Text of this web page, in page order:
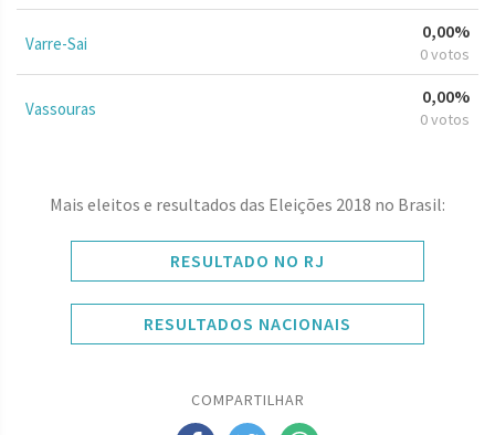
Varre-Sai
0,00%
0 votos
Vassouras
0,00%
0 votos
Mais eleitos e resultados das Eleições 2018 no Brasil:
RESULTADO NO RJ
RESULTADOS NACIONAIS
COMPARTILHAR